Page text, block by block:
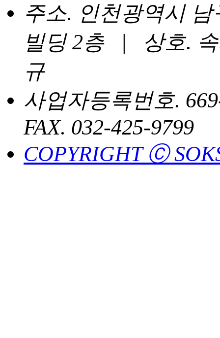
주소. 인천광역시 남
빌딩 2층 | 상호.
규
사업자등록번호.
FAX. 032-425-9799
COPYRIGHT Ⓒ